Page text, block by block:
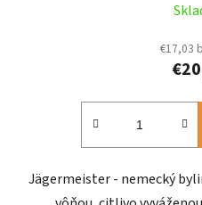
€17,03
Jägermeister - nemecký